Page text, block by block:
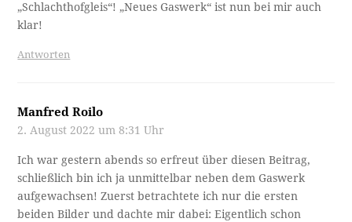
„Schlachthofgleis“! „Neues Gaswerk“ ist nun bei mir auch
klar!
Antworten
Manfred Roilo
2. August 2022 um 8:31 Uhr
Ich war gestern abends so erfreut über diesen Beitrag,
schließlich bin ich ja unmittelbar neben dem Gaswerk
aufgewachsen! Zuerst betrachtete ich nur die ersten
beiden Bilder und dachte mir dabei: Eigentlich schon